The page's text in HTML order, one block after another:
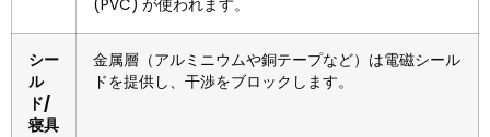
(PVC) が使われます。
シー
ル
ド/
寝具
金属層（アルミニウムや銅テープなど）は電磁シール
ドを提供し、干渉をブロックします。